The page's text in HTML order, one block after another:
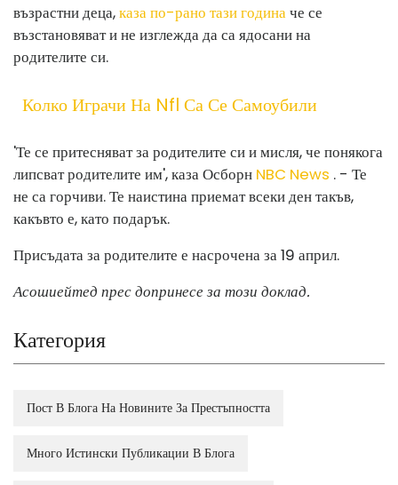
възрастни деца,каза по-рано тази годиначе се
възстановяват и не изглежда да са ядосани на
родителите си.
Колко Играчи На Nfl Са Се Самоубили
'Те се притесняват за родителите си и мисля, че понякога
липсват родителите им', каза Осборн NBC News . - Те
не са горчиви. Те наистина приемат всеки ден такъв,
какъвто е, като подарък.
Присъдата за родителите е насрочена за 19 април.
Асошиейтед прес допринесе за този доклад.
Категория
Пост В Блога На Новините За Престъпността
Много Истински Публикации В Блога